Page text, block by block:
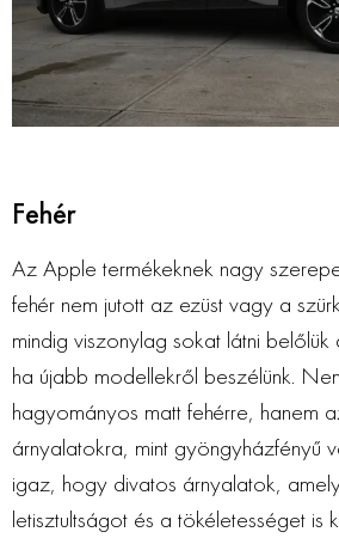
Fehér
Az Apple termékeknek nagy
fehér nem jutott az ezüst vagy a
mindig viszonylag sokat látni
ha újabb modellekről beszélünk.
hagyományos matt fehérre, hanem
árnyalatokra, mint gyöngyházfényű
igaz, hogy divatos árnyalatok,
letisztultságot és a tökéletességet is